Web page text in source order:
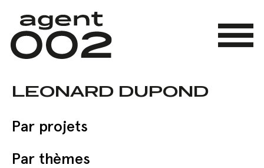
main
content
Menu
LEONARD DUPOND
Par projets
Par thèmes